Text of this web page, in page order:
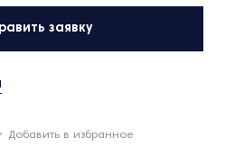
заявку
Добавить в избранное